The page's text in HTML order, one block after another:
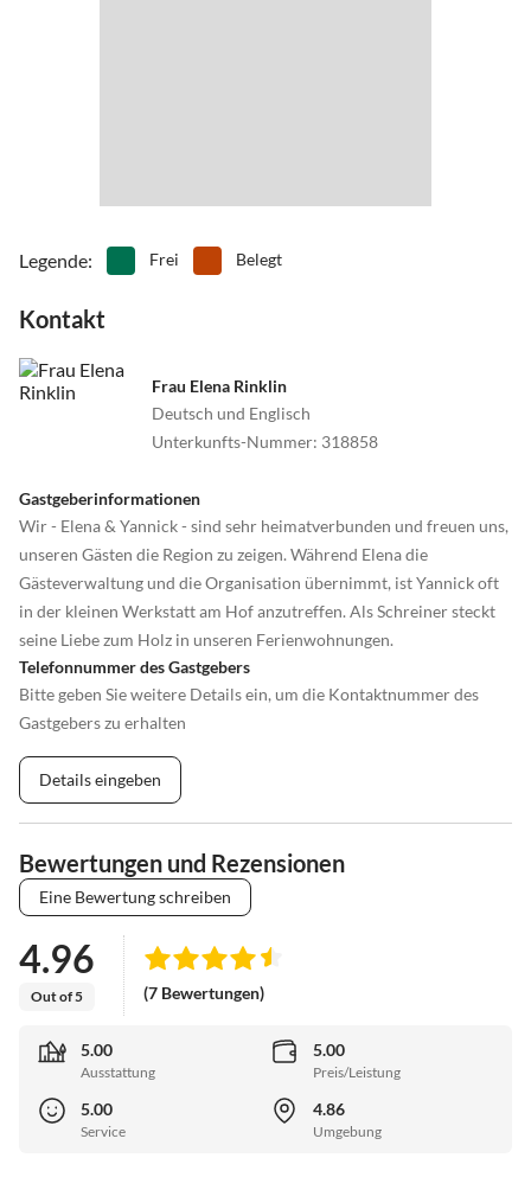
Legende: Frei Belegt
Kontakt
Frau Elena Rinklin
Deutsch und Englisch
Unterkunfts-Nummer: 318858
Gastgeberinformationen
Wir - Elena & Yannick - sind sehr heimatverbunden und freuen uns,
unseren Gästen die Region zu zeigen. Während Elena die
Gästeverwaltung und die Organisation übernimmt, ist Yannick oft
in der kleinen Werkstatt am Hof anzutreffen. Als Schreiner steckt
seine Liebe zum Holz in unseren Ferienwohnungen.
Telefonnummer des Gastgebers
Bitte geben Sie weitere Details ein, um die Kontaktnummer des
Gastgebers zu erhalten
Details eingeben
Bewertungen und Rezensionen
Eine Bewertung schreiben
4.96
Out of 5 (7 Bewertungen)
5.00
Ausstattung
5.00
Preis/Leistung
5.00
Service
4.86
Umgebung